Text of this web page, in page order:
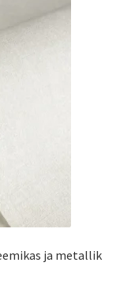
ja metallik